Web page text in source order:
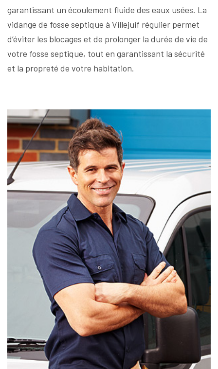
garantissant un écoulement fluide des eaux usées. La
vidange de fosse septique à Villejuif régulier permet
d’éviter les blocages et de prolonger la durée de vie de
votre fosse septique, tout en garantissant la sécurité
et la propreté de votre habitation.